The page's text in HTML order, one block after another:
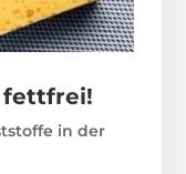
fettfrei!
in der